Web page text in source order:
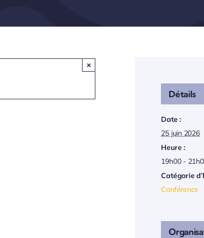
×
Détails
Date :
25 juin 2026
Heure :
19h00 -
Catégorie
Conférence